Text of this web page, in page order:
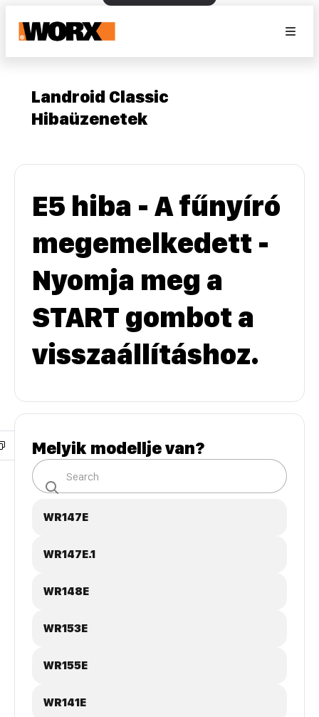
Landroid Classic
Hibaüzenetek
E5 hiba - A fűnyíró
megemelkedett -
Nyomja meg a
START gombot a
visszaállításhoz.
Melyik modellje van?
WR147E
WR147E.1
WR148E
WR153E
WR155E
WR141E